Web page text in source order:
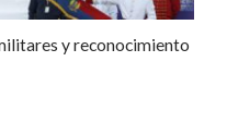
y reconocimiento